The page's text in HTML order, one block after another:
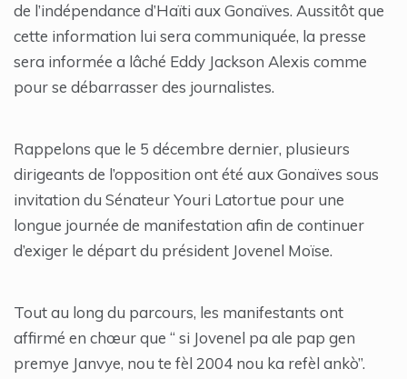
de l’indépendance d’Haïti aux Gonaïves. Aussitôt que
cette information lui sera communiquée, la presse
sera informée a lâché Eddy Jackson Alexis comme
pour se débarrasser des journalistes.
Rappelons que le 5 décembre dernier, plusieurs
dirigeants de l’opposition ont été aux Gonaïves sous
invitation du Sénateur Youri Latortue pour une
longue journée de manifestation afin de continuer
d’exiger le départ du président Jovenel Moïse.
Tout au long du parcours, les manifestants ont
affirmé en chœur que “ si Jovenel pa ale pap gen
premye Janvye, nou te fèl 2004 nou ka refèl ankò”.